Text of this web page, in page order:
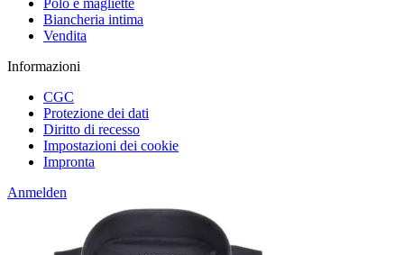
Polo e magliette
Biancheria intima
Vendita
Informazioni
CGC
Protezione dei dati
Diritto di recesso
Impostazioni dei cookie
Impronta
Anmelden